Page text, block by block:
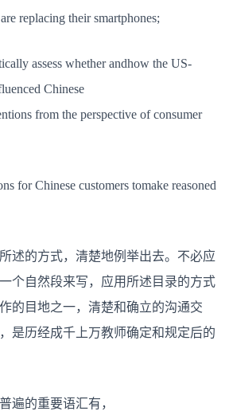
replacing their smartphones;
assess whether andhow the US-
Chinese
from the perspective of consumer
for Chinese customers tomake reasoned
述的方式，清楚地例举出去。不必应
个自然段来写，应用所述目录的方式
的目地之一，清楚和确立的沟通交
是历经成千上万教师确定和规定后的
遍的重要语汇有，